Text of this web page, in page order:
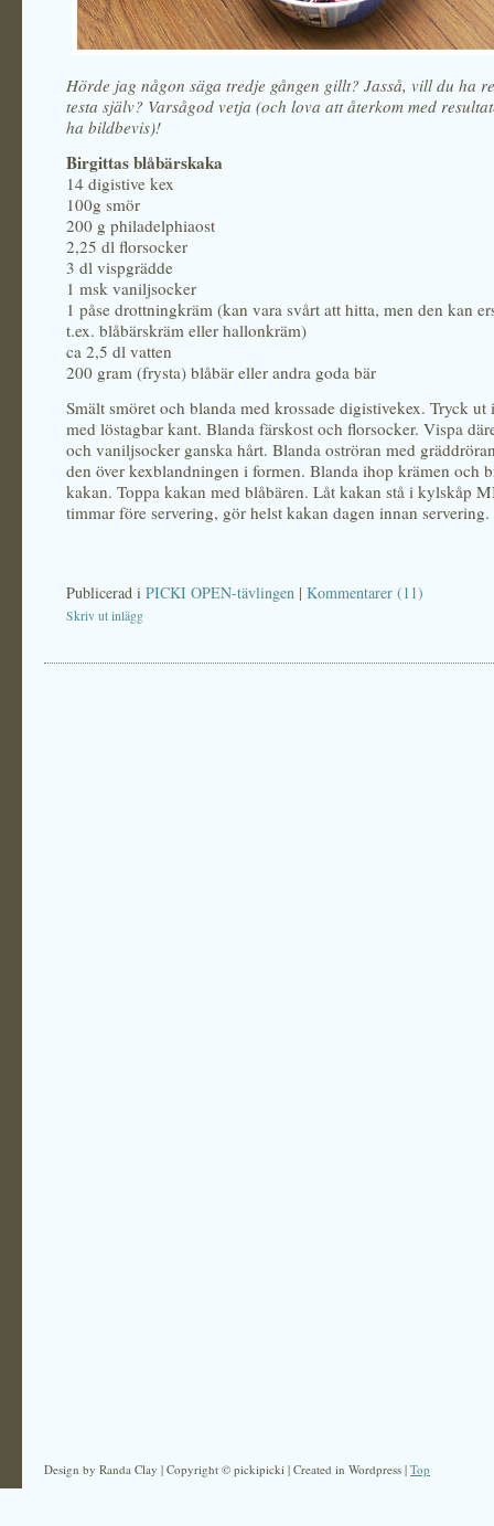
Hörde jag någon säga tredje gången gillt? Jasså, vill du ha
testa själv? Varsågod vetja (och lova att återkom med
ha bildbevis)!
Birgittas blåbärskaka
14 digistive kex
100g smör
200 g philadelphiaost
2,25 dl florsocker
3 dl vispgrädde
1 msk vaniljsocker
1 påse drottningkräm (kan vara svårt att hitta, men den kan
t.ex. blåbärskräm eller hallonkräm)
ca 2,5 dl vatten
200 gram (frysta) blåbär eller andra goda bär
Smält smöret och blanda med krossade digistivekex. Tryck ut
med löstagbar kant. Blanda färskost och florsocker. Vispa
och vaniljsocker ganska hårt. Blanda oströran med
den över kexblandningen i formen. Blanda ihop krämen och
kakan. Toppa kakan med blåbären. Låt kakan stå i kylskåp
timmar före servering, gör helst kakan dagen innan servering.
Publicerad i PICKI OPEN-tävlingen | Kommentarer (11)
Skriv ut inlägg
Design by Randa Clay | Copyright © pickipicki | Created in Wordpress | Top